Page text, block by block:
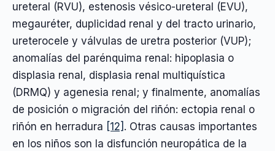
ureteral (RVU), estenosis vésico-ureteral (EVU),
megauréter, duplicidad renal y del tracto urinario,
ureterocele y válvulas de uretra posterior (VUP);
anomalías del parénquima renal: hipoplasia o
displasia renal, displasia renal multiquística
(DRMQ) y agenesia renal; y finalmente, anomalías
de posición o migración del riñón: ectopia renal o
riñón en herradura [12] . Otras causas importantes
en los niños son la disfunción neuropática de la